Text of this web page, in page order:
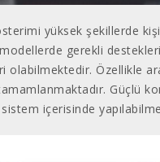
yüksek şekillerde
gerekli
olabilmektedir. Özellikle
Güçlü
içerisinde